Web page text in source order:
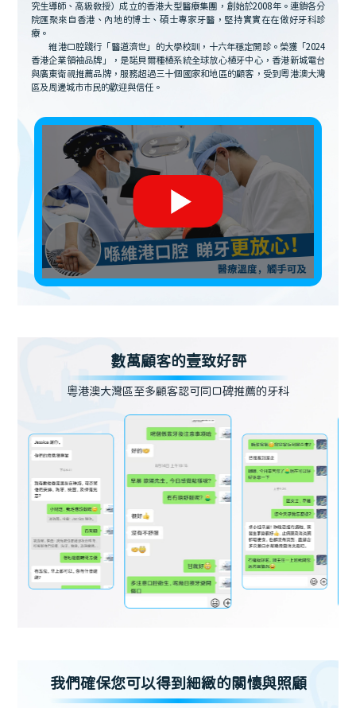
究生導師、高級教授）成立的香港大型醫療集團，創始於2008年。連鎖各分
院匯聚來自香港、內地的博士、碩士專家牙醫，堅持實實在在做好牙科診
療。
維港口腔踐行「醫道濟世」的大學校訓，十六年穩定開診。榮獲「2024
香港企業領袖品牌」，是諾貝爾種植系統全球放心植牙中心，香港新城電台
與廣東衛視推薦品牌，服務超過三十個國家和地區的顧客，受到粵港澳大灣
區及周邊城市市民的歡迎與信任。
數萬顧客的壹致好評
粵港澳大灣區至多顧客認可同口碑推薦的牙科
我們確保您可以得到細緻的關懷與照顧